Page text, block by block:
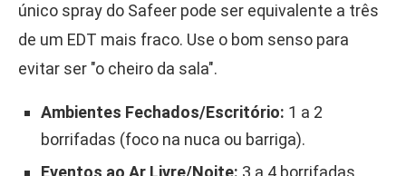
único spray do Safeer pode ser equivalente a três
de um EDT mais fraco. Use o bom senso para
evitar ser "o cheiro da sala".
Ambientes Fechados/Escritório: 1 a 2
borrifadas (foco na nuca ou barriga).
Eventos ao Ar Livre/Noite: 3 a 4 borrifadas